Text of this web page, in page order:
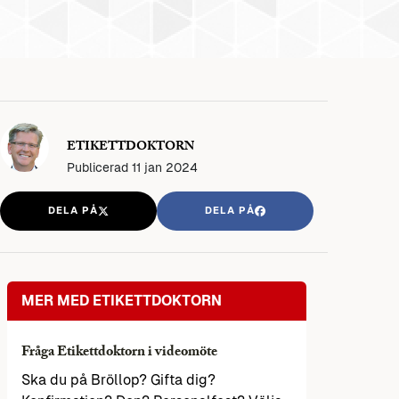
ETIKETTDOKTORN
Publicerad 11 jan 2024
DELA PÅ DELA PÅ
MER MED ETIKETTDOKTORN
Fråga Etikettdoktorn i videomöte
Ska du på Bröllop? Gifta dig?